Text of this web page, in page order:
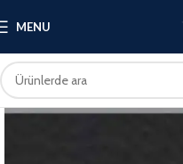
MENU